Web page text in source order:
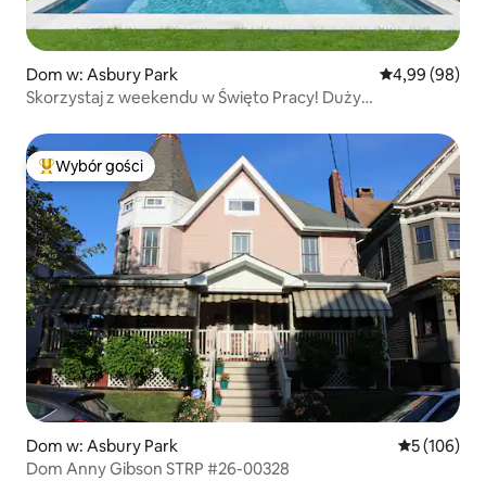
Dom w: Asbury Park Średnia
4,99 (98)
Skorzystaj z weekendu w Święto Pracy! Duży
Najpopularniejsze z kategorii Wybór gości
Wybór gości
Dom w: Asbury Park Średnia
5 (106)
Dom Anny Gibson STRP #26-00328